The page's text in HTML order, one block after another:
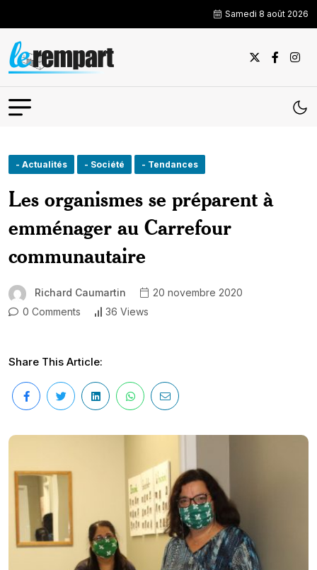
Samedi 8 août 2026
- Actualités - Société - Tendances
Les organismes se préparent à
emménager au Carrefour
communautaire
Richard Caumartin
20 novembre 2020
0 Comments
36 Views
Share This Article: